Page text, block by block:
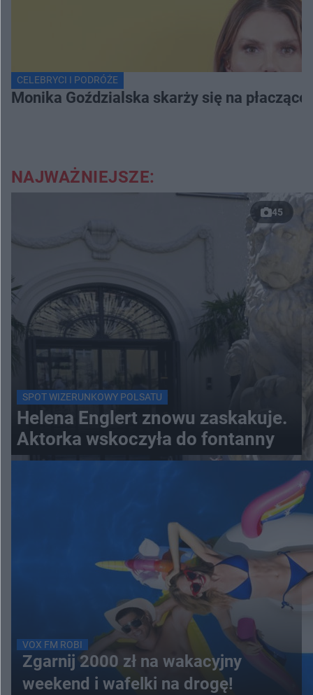
CELEBRYCI I PODRÓŻE
Monika Goździalska skarży się na
NAJWAŻNIEJSZE:
45
SPOT WIZERUNKOWY POLSATU
Helena Englert znowu zaskakuje.
Aktorka wskoczyła do fontanny
VOX FM ROBI
Zgarnij 2000 zł na wakacyjny
weekend i wafelki na drogę!